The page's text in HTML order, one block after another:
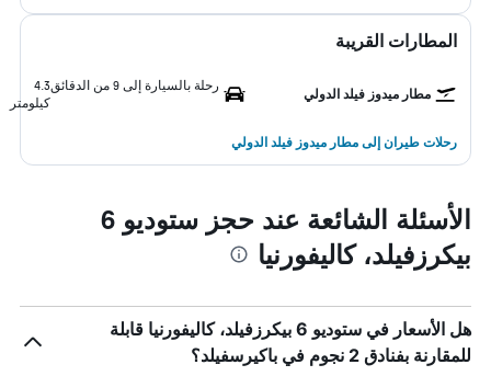
المطارات القريبة
مطار ميدوز فيلد الدولي
رحلة بالسيارة إلى 9 من الدقائق
4.3
كيلومتر
رحلات طيران إلى مطار ميدوز فيلد الدولي
الأسئلة الشائعة عند حجز ستوديو 6
بيكرزفيلد، كاليفورنيا
هل الأسعار في ستوديو 6 بيكرزفيلد، كاليفورنيا قابلة
للمقارنة بفنادق 2 نجوم في باكيرسفيلد؟